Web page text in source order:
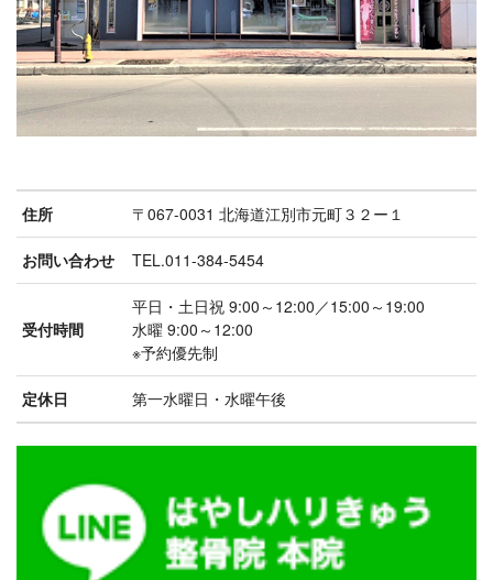
住所 〒067-0031 北海道江別市元町３２ー１
お問い合わせ TEL.011-384-5454
受付時間
平日・土日祝 9:00～12:00／15:00～19:00
水曜 9:00～12:00
※予約優先制
定休日 第一水曜日・水曜午後